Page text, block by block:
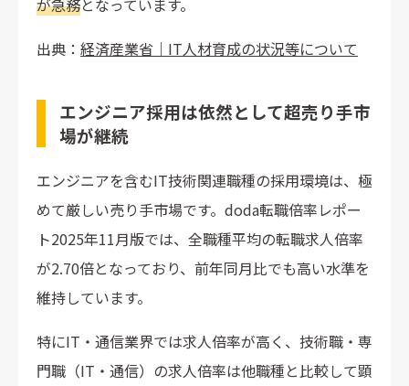
が急務となっています。
出典： 経済産業省｜IT人材育成の状況等について
エンジニア採用は依然として超売り手市
場が継続
エンジニアを含むIT技術関連職種の採用環境は、極
めて厳しい売り手市場です。doda転職倍率レポー
ト2025年11月版では、全職種平均の転職求人倍率
が2.70倍となっており、前年同月比でも高い水準を
維持しています。
特にIT・通信業界では求人倍率が高く、技術職・専
門職（IT・通信）の求人倍率は他職種と比較して顕